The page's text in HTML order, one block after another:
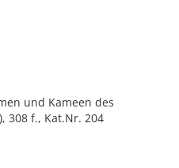
und Kameen des
308 f., Kat.Nr. 204